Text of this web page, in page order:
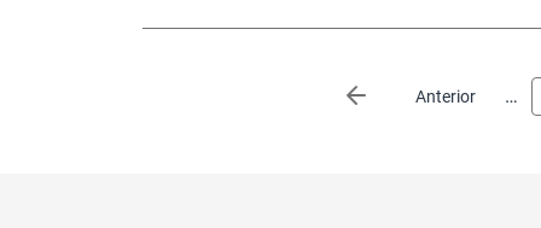
Anterior
Página anterior …